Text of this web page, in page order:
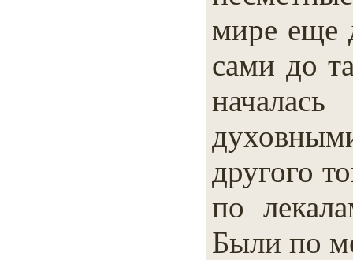
мире еще
сами до
другого
по
Были по